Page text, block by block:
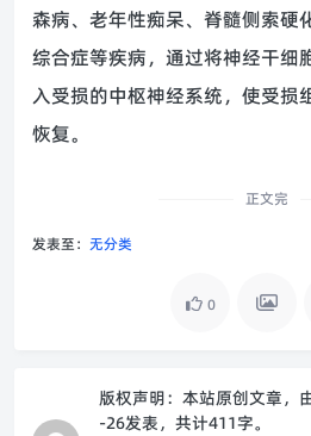
森病、老年性痴呆、脊髓侧索硬
综合症等疾病，通过将神经干细
入受损的中枢神经系统，使受损
恢复。
正文完
发表至： 无分类
0
版权声明： 本站原创文章，
-26发表，共计411字。